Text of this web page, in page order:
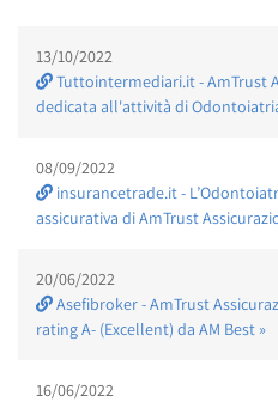
13/10/2022
Tuttointermediari.it - AmTrust
dedicata all'attività di
08/09/2022
insurancetrade.it -
assicurativa di AmTrust
20/06/2022
Asefibroker - AmTrust
rating A- (Excellent) da AM Best »
16/06/2022